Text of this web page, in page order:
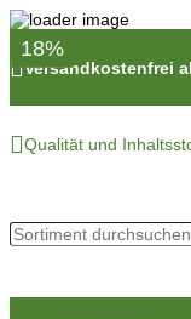
 Versandkostenfrei
Qualität und
20%
18%